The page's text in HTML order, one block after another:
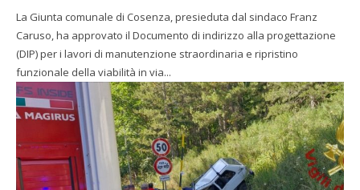
La Giunta comunale di Cosenza, presieduta dal sindaco Franz
Caruso, ha approvato il Documento di indirizzo alla progettazione
(DIP) per i lavori di manutenzione straordinaria e ripristino
funzionale della viabilità in via...